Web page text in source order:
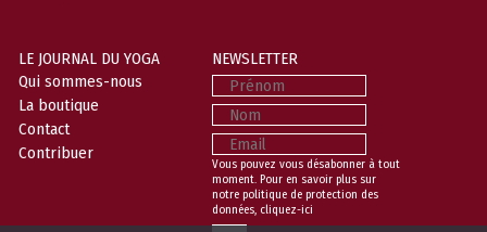
LE JOURNAL DU YOGA
Qui sommes-nous
La boutique
Contact
Contribuer
NEWSLETTER
Prénom
Nom
Email
Vous pouvez vous désabonner à tout
moment. Pour en savoir plus sur
notre politique de protection des
données, cliquez-ici